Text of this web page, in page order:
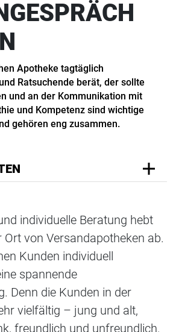
Apotheke tagtäglich
Ratsuchende berät, der sollte
und an der Kommunikation mit
und Kompetenz sind wichtige
gehören eng zusammen.
individuelle Beratung hebt
Ort von Versandapotheken ab.
Kunden individuell
spannende
Denn die Kunden in der
vielfältig – jung und alt,
freundlich und unfreundlich.